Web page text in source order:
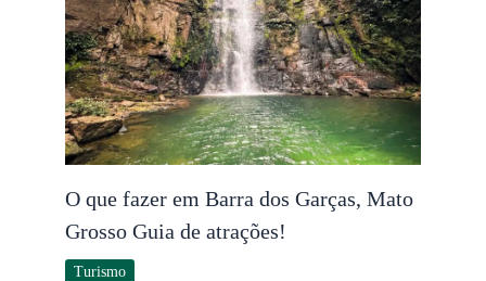
O que fazer em Barra dos Garças, Mato
Grosso Guia de atrações!
Turismo